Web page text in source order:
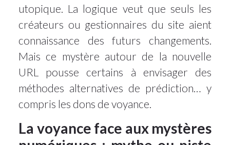
utopique. La logique veut que seuls les
créateurs ou gestionnaires du site aient
connaissance des futurs changements.
Mais ce mystère autour de la nouvelle
URL pousse certains à envisager des
méthodes alternatives de prédiction… y
compris les dons de voyance.
La voyance face aux mystères